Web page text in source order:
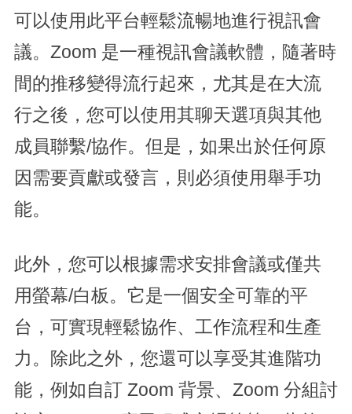
可以使用此平台輕鬆流暢地進行視訊會
議。Zoom 是一種視訊會議軟體，隨著時
間的推移變得流行起來，尤其是在大流
行之後，您可以使用其聊天選項與其他
成員聯繫/協作。但是，如果出於任何原
因需要貢獻或發言，則必須使用舉手功
能。
此外，您可以根據需求安排會議或僅共
用螢幕/白板。它是一個安全可靠的平
台，可實現輕鬆協作、工作流程和生產
力。除此之外，您還可以享受其進階功
能，例如自訂 Zoom 背景、Zoom 分組討